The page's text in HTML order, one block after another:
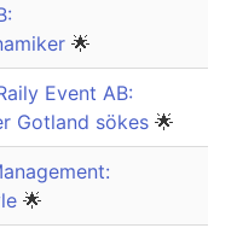
🌟
Event AB:
Gotland sökes 🌟
🌟